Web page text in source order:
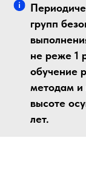
групп
не реже 1
обучение
методам и
высоте
лет.